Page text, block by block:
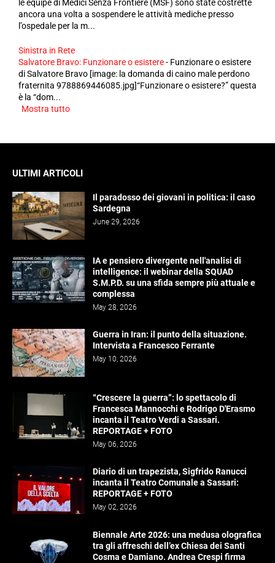
le équipe di Medici Senza Frontiere (MSF) sono state costrette
ancora una volta a sospendere le attività mediche presso
l’ospedale per la m...
Sinistra in Rete
Salvatore Bravo: Funzionare o esistere- Funzionare o esistere
di Salvatore Bravo [image: la domanda di caino male perdono
fraternita 9788869446085.jpg]“Funzionare o esistere?” questa
è la “dom...
Mostra tutto
ULTIMI ARTICOLI
Il paradosso dei giovani in politica: il caso
Sardegna
June 29, 2026
IA e pensiero divergente nell'analisi di
intelligence: il webinar della SQUAD
S.M.P.D. su una sfida sempre più attuale e
complessa
May 28, 2026
Guerra in Iran: il punto della situazione.
Intervista a Francesco Ferrante
May 10, 2026
“Crescere la guerra”: lo spettacolo di
Francesca Mannocchi e Rodrigo D'Erasmo
incanta il Teatro Verdi a Sassari.
REPORTAGE + FOTO
May 06, 2026
Diario di un trapezista, Sigfrido Ranucci
incanta il Teatro Comunale a Sassari:
REPORTAGE + FOTO
May 02, 2026
Biennale Arte 2026: una medusa olografica
tra gli affreschi dell’ex Chiesa dei Santi
Cosma e Damiano. Andrea Crespi firma